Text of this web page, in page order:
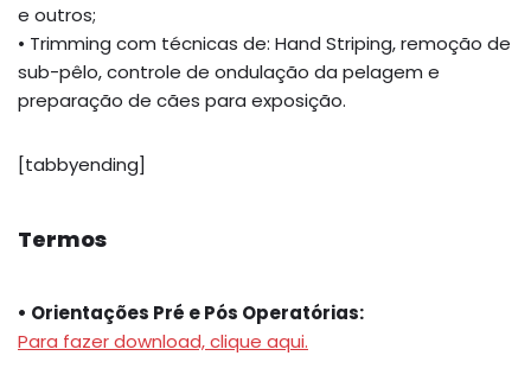
e outros;
• Trimming com técnicas de: Hand Striping, remoção de
sub-pêlo, controle de ondulação da pelagem e
preparação de cães para exposição.
[tabbyending]
Termos
• Orientações Pré e Pós Operatórias:
Para fazer download, clique aqui.